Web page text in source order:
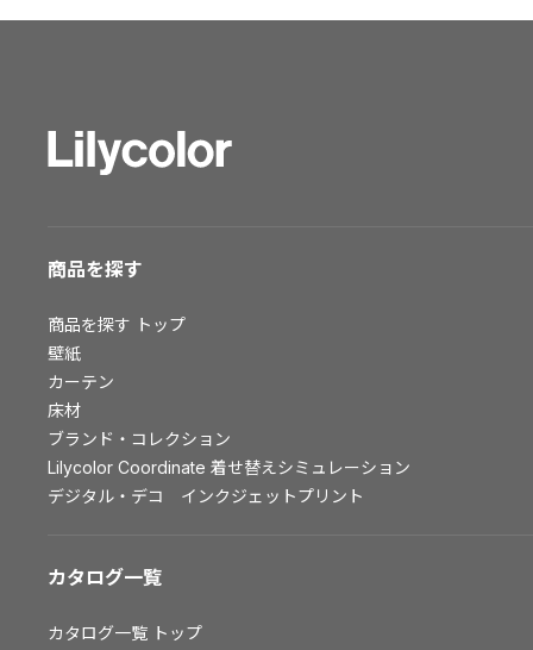
大阪ショールーム
仙台ショールーム
お客様サポート
お客様サポート トップ
資料ダウンロード
画像ダウンロード
動画一覧
お手入れ便利帳
お役立ち資料
お問い合わせ（一般のお客様）
よくあるご質問
商品を探す
商品を探す トップ
壁紙
カーテン
床材
ブランド・コレクション
Lilycolor Coordinate 着せ替えシミュレーション
デジタル・デコ インクジェットプリント
カタログ一覧
カタログ一覧 トップ